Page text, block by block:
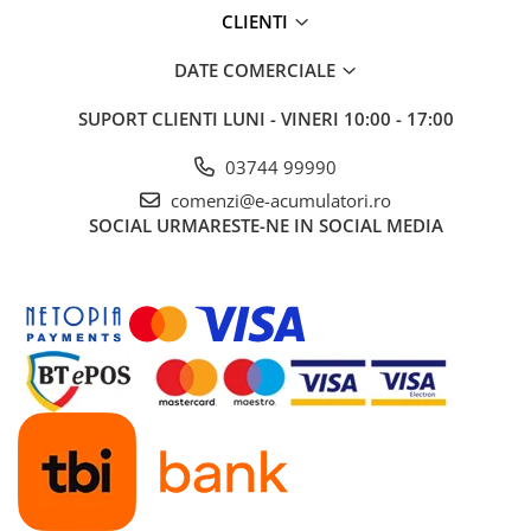
Invertoare
Statii de incarcare EV
CLIENTI
DATE COMERCIALE
SUPORT CLIENTI LUNI - VINERI 10:00 - 17:00
03744 99990
comenzi@e-acumulatori.ro
SOCIAL URMARESTE-NE IN SOCIAL MEDIA